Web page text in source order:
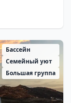
Бассейн
Семейный уют
Большая группа